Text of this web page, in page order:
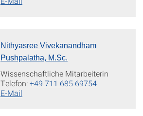
Nithyasree Vivekanandham
Pushpalatha, M.Sc.
Wissenschaftliche Mitarbeiterin
Telefon:+49 711 685 69754
E-Mail